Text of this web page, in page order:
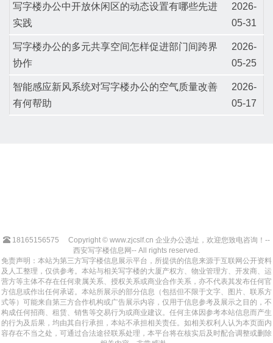
写字楼办公中开放休闲区的动态设置有哪些先进
实践
2026-
05-31
写字楼办公的多元共享空间怎样促进部门间跨界
协作
2026-
05-25
智能感应新风系统对写字楼办公的空气质量改善
有何帮助
2026-
05-17
18165156575
Copyright © www.zjcslf.cn 企业办公选址，欢迎您致电咨询！--
西安写字楼信息网-- All rights reserved.
免责声明：本站为第三方写字楼信息展示平台，所提供的信息来源于互联网公开资料
及人工整理，仅供参考。本站与相关写字楼的大厦产权方、物业管理方、开发商、运
营方等主体不存在任何隶属关系、授权关系或商业合作关系，亦不代表其发布任何官
方信息或作出任何承诺。本站所展示的部分信息（包括但不限于文字、图片、联系方
式等）可能来自第三方合作机构或广告展示内容，仅用于信息参考及展示之目的，不
构成任何招商、租赁、销售等交易行为或商业建议。任何主体因参考本站信息而产生
的行为及后果，均由其自行承担，本站不承担相关责任。如相关权利人认为本页面内
容存在不当之处，可通过合法途径联系处理，本平台将在核实后及时配合调整或删除